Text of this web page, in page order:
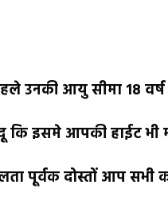
उनकी आयु सीमा 18 वर्ष
कि इसमे आपकी हाईट भी
पूर्वक दोस्तों आप सभी